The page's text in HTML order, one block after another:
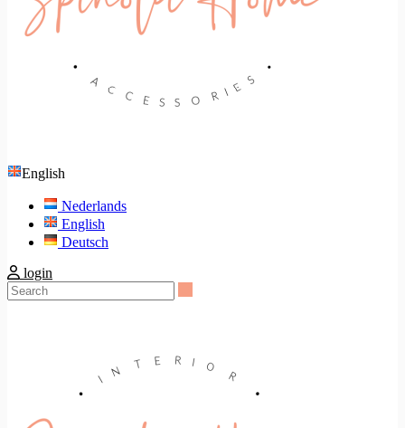
English
Nederlands
English
Deutsch
login